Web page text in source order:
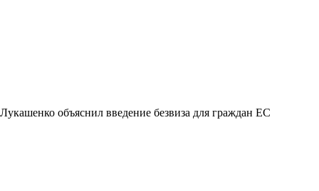
Лукашенко объяснил введение безвиза для граждан ЕС